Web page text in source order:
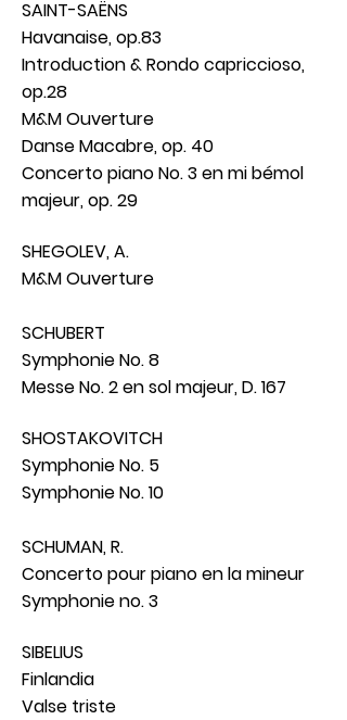
SAINT-SAËNS
Havanaise, op.83
Introduction & Rondo capriccioso,
op.28
M&M Ouverture
Danse Macabre, op. 40
Concerto piano No. 3 en mi bémol
majeur, op. 29
SHEGOLEV, A.
M&M Ouverture
SCHUBERT
Symphonie No. 8
Messe No. 2 en sol majeur, D. 167
SHOSTAKOVITCH
Symphonie No. 5
Symphonie No. 10
SCHUMAN, R.
Concerto pour piano en la mineur
Symphonie no. 3
SIBELIUS
Finlandia
Valse triste